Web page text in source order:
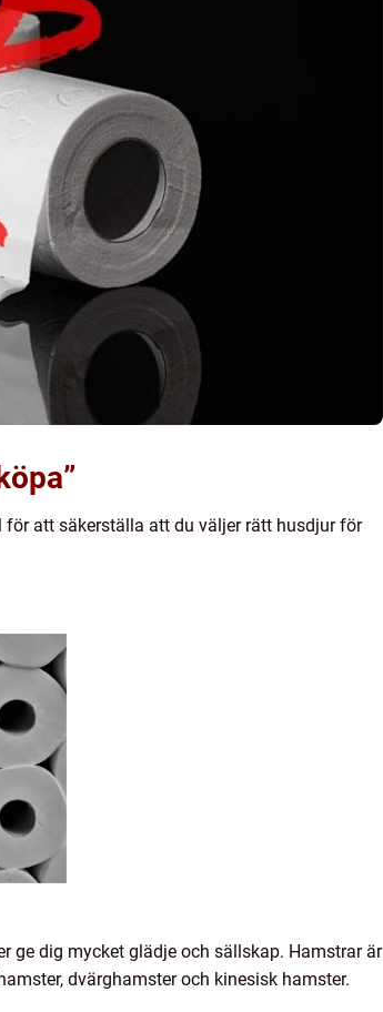
att säkerställa att du väljer rätt husdjur för
ge dig mycket glädje och sällskap. Hamstrar är
dvärghamster och kinesisk hamster.